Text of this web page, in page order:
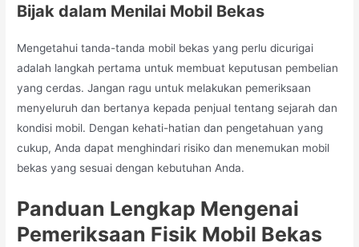
Bijak dalam Menilai Mobil Bekas
Mengetahui tanda-tanda mobil bekas yang perlu dicurigai
adalah langkah pertama untuk membuat keputusan pembelian
yang cerdas. Jangan ragu untuk melakukan pemeriksaan
menyeluruh dan bertanya kepada penjual tentang sejarah dan
kondisi mobil. Dengan kehati-hatian dan pengetahuan yang
cukup, Anda dapat menghindari risiko dan menemukan mobil
bekas yang sesuai dengan kebutuhan Anda.
Panduan Lengkap Mengenai
Pemeriksaan Fisik Mobil Bekas